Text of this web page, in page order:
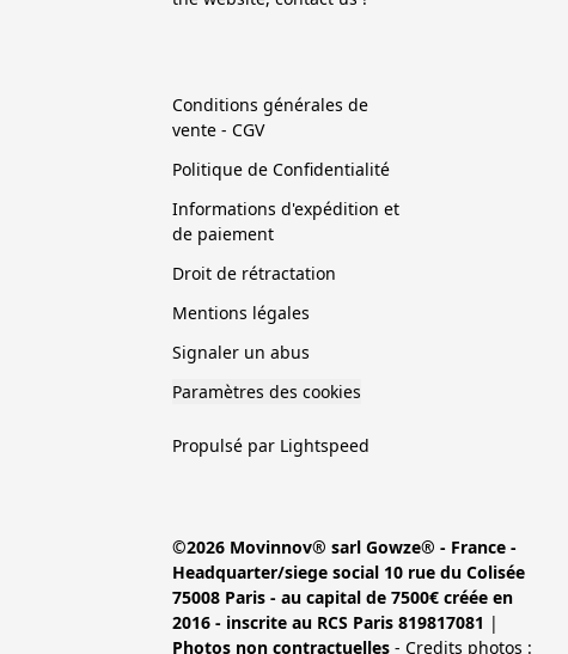
Conditions générales de
vente - CGV
Politique de Confidentialité
Informations d'expédition et
de paiement
Droit de rétractation
Mentions légales
Signaler un abus
Paramètres des cookies
Propulsé par Lightspeed
©2026 Movinnov® sarl Gowze® - France -
Headquarter/siege social 10 rue du Colisée
75008 Paris - au capital de 7500€ créée en
2016 - inscrite au RCS Paris 819817081 |
Photos non contractuelles - Credits photos :